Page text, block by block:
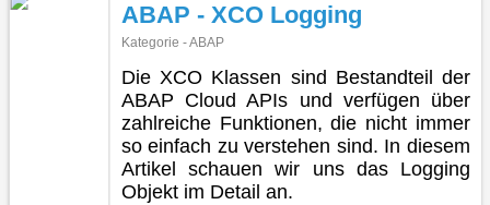
ABAP - XCO Logging
Kategorie - ABAP
Die XCO Klassen sind Bestandteil der
ABAP Cloud APIs und verfügen über
zahlreiche Funktionen, die nicht immer
so einfach zu verstehen sind. In diesem
Artikel schauen wir uns das Logging
Objekt im Detail an.